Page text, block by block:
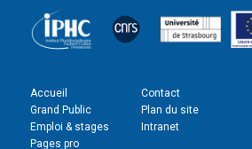
Accueil
Grand Public
Emploi & stages
Pages pro
Contact
Plan du site
Intranet